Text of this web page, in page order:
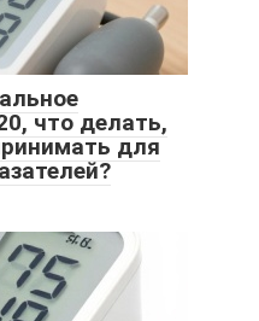
что делать,
для